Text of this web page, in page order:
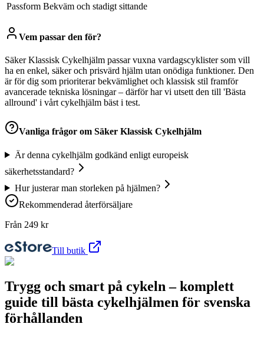
Passform Bekväm och stadigt sittande
Vem passar den för?
Säker Klassisk Cykelhjälm passar vuxna vardagscyklister som vill
ha en enkel, säker och prisvärd hjälm utan onödiga funktioner. Den
är för dig som prioriterar bekvämlighet och klassisk stil framför
avancerade tekniska lösningar – därför har vi utsett den till 'Bästa
allround' i vårt cykelhjälm bäst i test.
Vanliga frågor om Säker Klassisk Cykelhjälm
Är denna cykelhjälm godkänd enligt europeisk
säkerhetsstandard?
Hur justerar man storleken på hjälmen?
Rekommenderad återförsäljare
Från 249 kr
Till butik
Trygg och smart på cykeln – komplett
guide till bästa cykelhjälmen för svenska
förhållanden